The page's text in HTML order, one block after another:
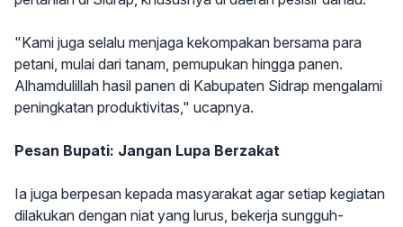
"Kami juga selalu menjaga kekompakan bersama para
petani, mulai dari tanam, pemupukan hingga panen.
Alhamdulillah hasil panen di Kabupaten Sidrap mengalami
peningkatan produktivitas," ucapnya.
Pesan Bupati: Jangan Lupa Berzakat
Ia juga berpesan kepada masyarakat agar setiap kegiatan
dilakukan dengan niat yang lurus, bekerja sungguh-